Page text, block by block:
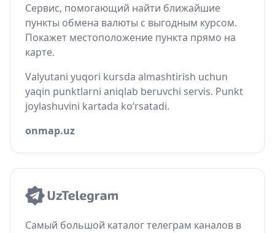
Сервис, помогающий найти ближайшие
пункты обмена валюты с выгодным курсом.
Покажет местоположение пункта прямо на
карте.
Valyutani yuqori kursda almashtirish uchun
yaqin punktlarni aniqlab beruvchi servis. Punkt
joylashuvini kartada ko‘rsatadi.
onmap.uz
Самый большой каталог телеграм каналов в